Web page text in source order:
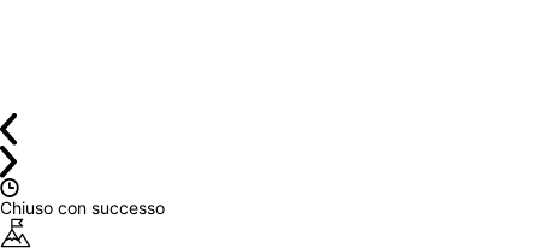
Chiuso con successo